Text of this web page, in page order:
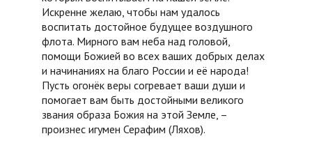
Искренне желаю, чтобы нам удалось
воспитать достойное будущее воздушного
флота. Мирного вам неба над головой,
помощи Божией во всех ваших добрых делах
и начинаниях на благо России и её народа!
Пусть огонёк веры согревает ваши души и
помогает вам быть достойными великого
звания образа Божия на этой Земле, –
произнес игумен Серафим (Ляхов).